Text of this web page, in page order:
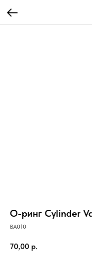
О-ринг Cylinder
BA010
70,00 р.